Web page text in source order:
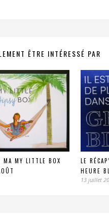
ÊTRE INTÉRESSÉ PAR
MA MY LITTLE BOX
LE
HEURE
13 juillet